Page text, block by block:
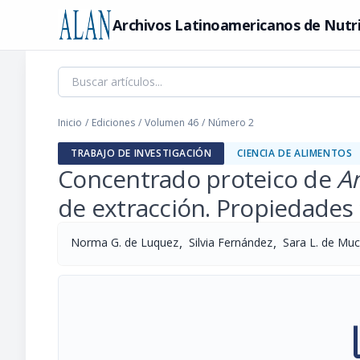
Archivos Latinoamericanos de
Inicio / Ediciones / Volumen 46 / Número 2
TRABAJO DE INVESTIGACIÓN CIENCIA DE ALIMENTOS
Concentrado proteico de
de extracción.
Norma G. de Luquez, Silvia Fernández, Sara L. de